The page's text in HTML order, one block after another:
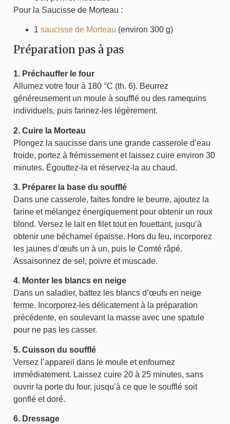
Pour la Saucisse de Morteau :
1 saucisse de Morteau (environ 300 g)
Préparation pas à pas
1. Préchauffer le four
Allumez votre four à 180 °C (th. 6). Beurrez
généreusement un moule à soufflé ou des ramequins
individuels, puis farinez-les légèrement.
2. Cuire la Morteau
Plongez la saucisse dans une grande casserole d’eau
froide, portez à frémissement et laissez cuire environ 30
minutes. Égouttez-la et réservez-la au chaud.
3. Préparer la base du soufflé
Dans une casserole, faites fondre le beurre, ajoutez la
farine et mélangez énergiquement pour obtenir un roux
blond. Versez le lait en filet tout en fouettant, jusqu’à
obtenir une béchamel épaisse. Hors du feu, incorporez
les jaunes d’œufs un à un, puis le Comté râpé.
Assaisonnez de sel, poivre et muscade.
4. Monter les blancs en neige
Dans un saladier, battez les blancs d’œufs en neige
ferme. Incorporez-les délicatement à la préparation
précédente, en soulevant la masse avec une spatule
pour ne pas les casser.
5. Cuisson du soufflé
Versez l’appareil dans le moule et enfournez
immédiatement. Laissez cuire 20 à 25 minutes, sans
ouvrir la porte du four, jusqu’à ce que le soufflé soit
gonflé et doré.
6. Dressage